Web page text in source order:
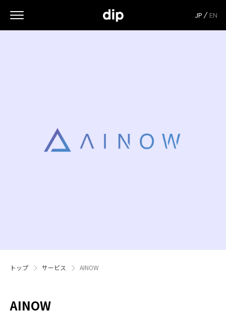
JP EN
トップ サービス AINOW
AINOW